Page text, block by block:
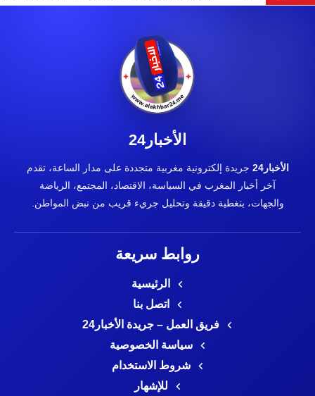
الأخبار24
الأخبار24
جريدة إلكترونية مغربية متجددة على مدار الساعة، تقدم
آخر أخبار المغرب في السياسة، الاقتصاد، المجتمع، الرياضة
والجهات، بتغطية دقيقة وتحليل جريء قريب من نبض المواطن.
روابط سريعة
الرئيسية
اتصل بنا
فريق العمل – جريدة الأخبار24
سياسة الخصوصية
شروط الاستخدام
للإشهار